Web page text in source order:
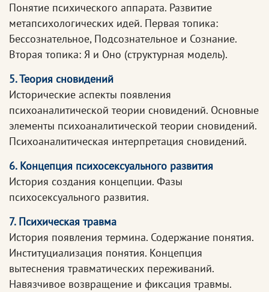
Понятие психического аппарата. Развитие
метапсихологических идей. Первая топика:
Бессознательное, Подсознательное и Сознание.
Вторая топика: Я и Оно (структурная модель).
5. Теория сновидений
Исторические аспекты появления
психоаналитической теории сновидений. Основные
элементы психоаналитической теории сновидений.
Психоаналитическая интерпретация сновидений.
6. Концепция психосексуального развития
История создания концепции. Фазы
психосексуального развития.
7. Психическая травма
История появления термина. Содержание понятия.
Институциализация понятия. Концепция
вытеснения травматических переживаний.
Навязчивое возвращение и фиксация травмы.